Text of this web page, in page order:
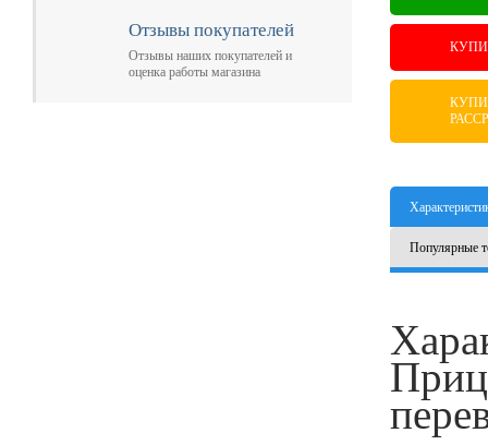
Отзывы покупателей
Отзывы наших покупателей и
оценка работы магазина
Популярные